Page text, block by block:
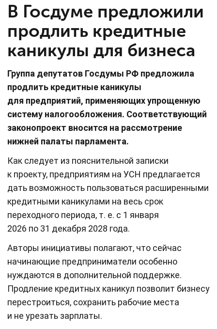
В Госдуме предложили
продлить кредитные
каникулы для бизнеса
Группа депутатов Госдумы РФ предложила
продлить кредитные каникулы
для предприятий, применяющих упрощенную
систему налогообложения. Соответствующий
законопроект вносится на рассмотрение
нижней палаты парламента.
Как следует из пояснительной записки
к проекту, предприятиям на УСН предлагается
дать возможность пользоваться расширенными
кредитными каникулами на весь срок
переходного периода, т. е. с 1 января
2026 по 31 декабря 2028 года.
Авторы инициативы полагают, что сейчас
начинающие предприниматели особенно
нуждаются в дополнительной поддержке.
Продление кредитных каникул позволит бизнесу
перестроиться, сохранить рабочие места
и не урезать зарплаты.